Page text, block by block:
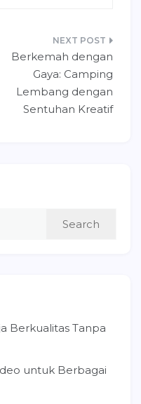
Berkemah dengan
Gaya: Camping
Lembang dengan
Sentuhan Kreatif
Berkualitas Tanpa
untuk Berbagai